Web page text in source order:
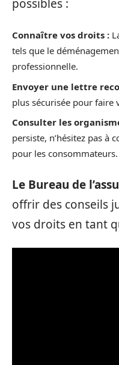
possibles :
Connaître vos droits :
tels que le
professionnelle.
Envoyer une lettre
plus sécurisée pour faire
Consulter les
persiste, n’hésitez pas à
pour les consommateurs.
Le Bureau de
offrir des conseils
vos droits en tant